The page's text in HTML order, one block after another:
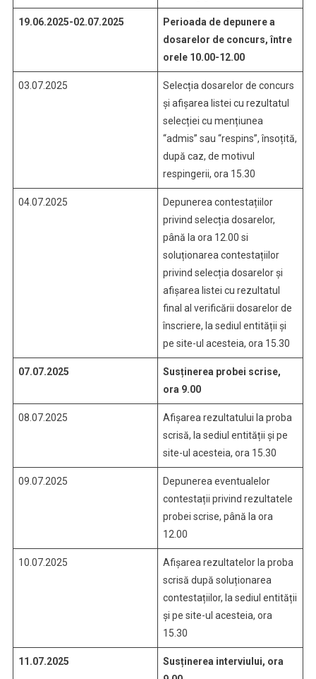
19.06.2025-02.07.2025
Perioada de depunere a
dosarelor de concurs, între
orele 10.00-12.00
03.07.2025
Selecția dosarelor de concurs
și afișarea listei cu rezultatul
selecției cu mențiunea
“admis” sau “respins”, însoțită,
după caz, de motivul
respingerii, ora 15.30
04.07.2025
Depunerea contestațiilor
privind selecția dosarelor,
până la ora 12.00 si
soluționarea contestațiilor
privind selecția dosarelor și
afișarea listei cu rezultatul
final al verificării dosarelor de
înscriere, la sediul entității și
pe site-ul acesteia, ora 15.30
07.07.2025
Susținerea probei scrise,
ora 9.00
08.07.2025
Afișarea rezultatului la proba
scrisă, la sediul entității și pe
site-ul acesteia, ora 15.30
09.07.2025
Depunerea eventualelor
contestații privind rezultatele
probei scrise, până la ora
12.00
10.07.2025
Afișarea rezultatelor la proba
scrisă după soluționarea
contestațiilor, la sediul entității
și pe site-ul acesteia, ora
15.30
11.07.2025
Susținerea interviului, ora